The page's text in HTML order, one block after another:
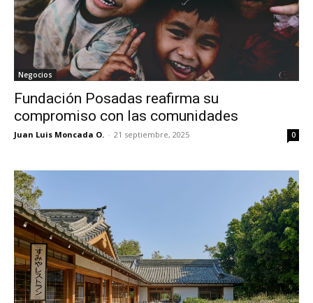
Negocios
Fundación Posadas reafirma su
compromiso con las comunidades
Juan Luis Moncada O. - 21 septiembre, 2025 0